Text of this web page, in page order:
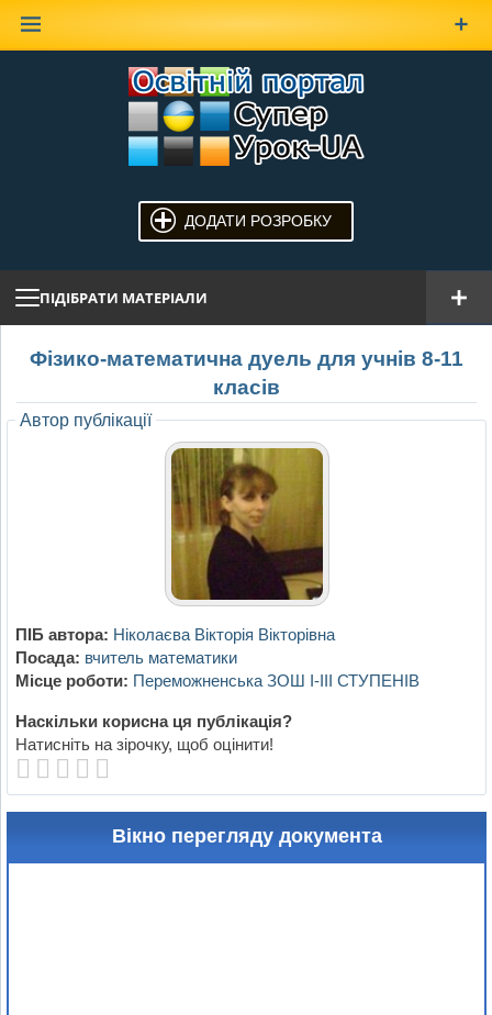
ДОДАТИ РОЗРОБКУ
ПІДІБРАТИ МАТЕРІАЛИ
Фізико-математична дуель для учнів 8-11
класів
Автор публікації
ПІБ автора: Ніколаєва Вікторія Вікторівна
Посада: вчитель математики
Місце роботи: Переможненська ЗОШ І-ІІІ СТУПЕНІВ
Наскільки корисна ця публікація?
Натисніть на зірочку, щоб оцінити!
Вікно перегляду документа